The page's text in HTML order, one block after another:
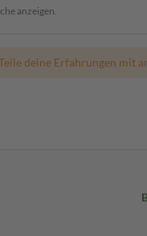
anzeigen.
deine Erfahrungen mit